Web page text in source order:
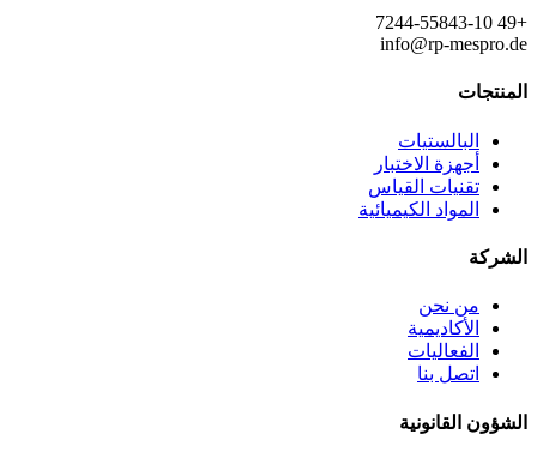
+49 7244-55843-10
info@rp-mespro.de
المنتجات
البالستيات
أجهزة الاختبار
تقنيات القياس
المواد الكيميائية
الشركة
من نحن
الأكاديمية
الفعاليات
اتصل بنا
الشؤون القانونية